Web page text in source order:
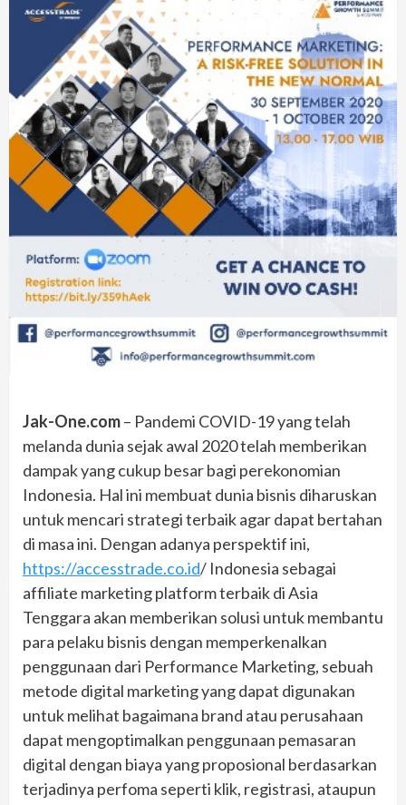
Jak-One.com– Pandemi COVID-19 yang telah
melanda dunia sejak awal 2020 telah memberikan
dampak yang cukup besar bagi perekonomian
Indonesia. Hal ini membuat dunia bisnis diharuskan
untuk mencari strategi terbaik agar dapat bertahan
di masa ini. Dengan adanya perspektif ini,
https://accesstrade.co.id/ Indonesia sebagai
affiliate marketing platform terbaik di Asia
Tenggara akan memberikan solusi untuk membantu
para pelaku bisnis dengan memperkenalkan
penggunaan dari Performance Marketing, sebuah
metode digital marketing yang dapat digunakan
untuk melihat bagaimana brand atau perusahaan
dapat mengoptimalkan penggunaan pemasaran
digital dengan biaya yang proposional berdasarkan
terjadinya perfoma seperti klik, registrasi, ataupun